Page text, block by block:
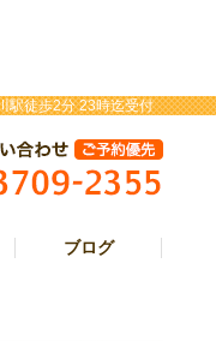
駅徒歩2分 23時迄受付
ブログ